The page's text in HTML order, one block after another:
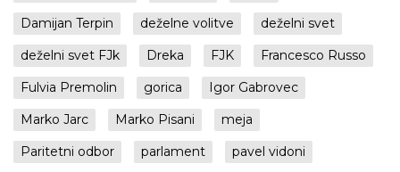
Damijan Terpin
deželne volitve
deželni svet
deželni svet FJk
Dreka FJK
Francesco Russo
Fulvia Premolin
gorica
Igor Gabrovec
Marko Jarc
Marko Pisani
meja
Paritetni odbor
parlament
pavel vidoni